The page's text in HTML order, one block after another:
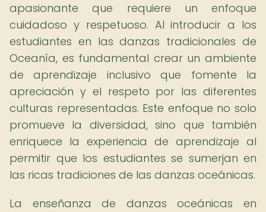
apasionante que requiere un enfoque
cuidadoso y respetuoso. Al introducir a los
estudiantes en las danzas tradicionales de
Oceanía, es fundamental crear un ambiente
de aprendizaje inclusivo que fomente la
apreciación y el respeto por las diferentes
culturas representadas. Este enfoque no solo
promueve la diversidad, sino que también
enriquece la experiencia de aprendizaje al
permitir que los estudiantes se sumerjan en
las ricas tradiciones de las danzas oceánicas.
La enseñanza de danzas oceánicas en